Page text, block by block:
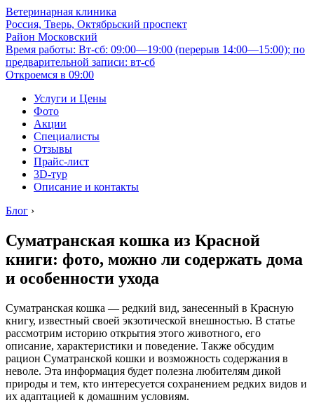
Ветеринарная клиника
Россия, Тверь, Октябрьский проспект
Район Московский
Время работы: Вт-сб: 09:00—19:00 (перерыв 14:00—15:00); по
предварительной записи: вт-сб
Откроемся в 09:00
Услуги и Цены
Фото
Акции
Специалисты
Отзывы
Прайс-лист
3D-тур
Описание и контакты
Блог ›
Суматранская кошка из Красной
книги: фото, можно ли содержать дома
и особенности ухода
Суматранская кошка — редкий вид, занесенный в Красную
книгу, известный своей экзотической внешностью. В статье
рассмотрим историю открытия этого животного, его
описание, характеристики и поведение. Также обсудим
рацион Суматранской кошки и возможность содержания в
неволе. Эта информация будет полезна любителям дикой
природы и тем, кто интересуется сохранением редких видов и
их адаптацией к домашним условиям.